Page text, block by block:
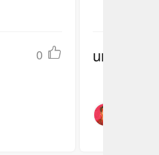
0 undefined